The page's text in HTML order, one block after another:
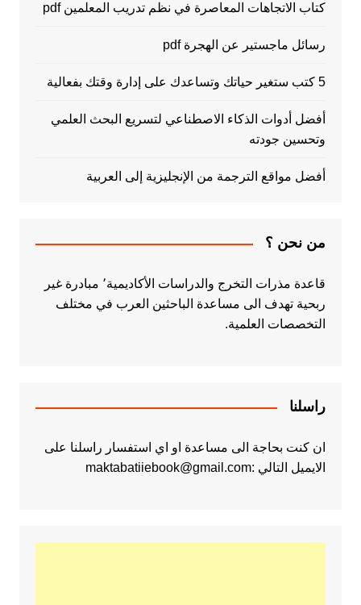
كتاب الاتجاهات المعاصرة في نظم تدريب المعلمين pdf
رسائل ماجستير عن الهجرة pdf
5 كتب ستغير حياتك وتساعدك على إدارة وقتك بفعالية
أفضل أدوات الذكاء الاصطناعي لتسريع البحث العلمي
وتحسين جودته
أفضل مواقع الترجمة من الإنجليزية إلى العربية
من نحن ؟
قاعدة مذرات التخرج والدراسات الأكاديمية٬ مبادرة غير
ربحية تهدف الى مساعدة الباحثين العرب في مختلف
التخصصات العلمية.
راسلنا
ان كنت بحاجة الى مساعدة او اي استفسار راسلنا على
الايميل التالي :maktabatiiebook@gmail.com